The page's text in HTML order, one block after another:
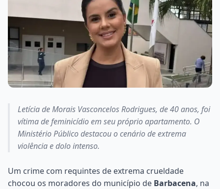
Letícia de Morais Vasconcelos Rodrigues, de 40 anos, foi
vítima de feminicídio em seu próprio apartamento. O
Ministério Público destacou o cenário de extrema
violência e dolo intenso.
Um crime com requintes de extrema crueldade
chocou os moradores do município de Barbacena, na